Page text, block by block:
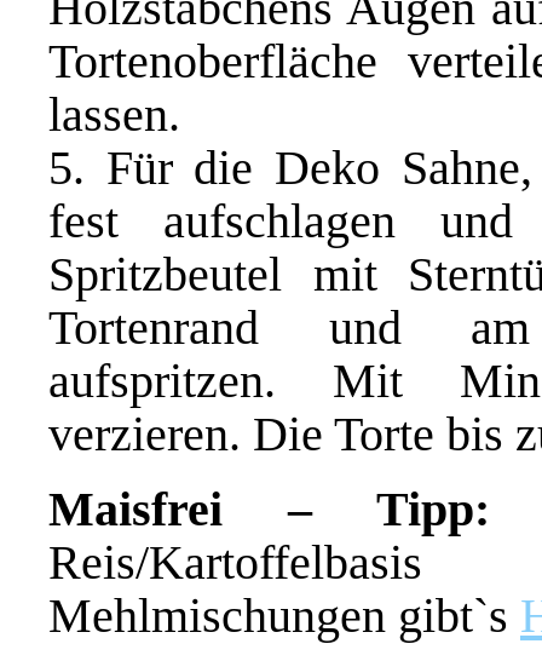
Tortenoberfläche
lassen.
5. Für die Deko
fest aufschlagen
Spritzbeutel mit
Tortenrand und am
aufspritzen. Mit
verzieren. Die Torte bis
Maisfrei – Tipp:
Reis/
Mehlmischungen gibt`s